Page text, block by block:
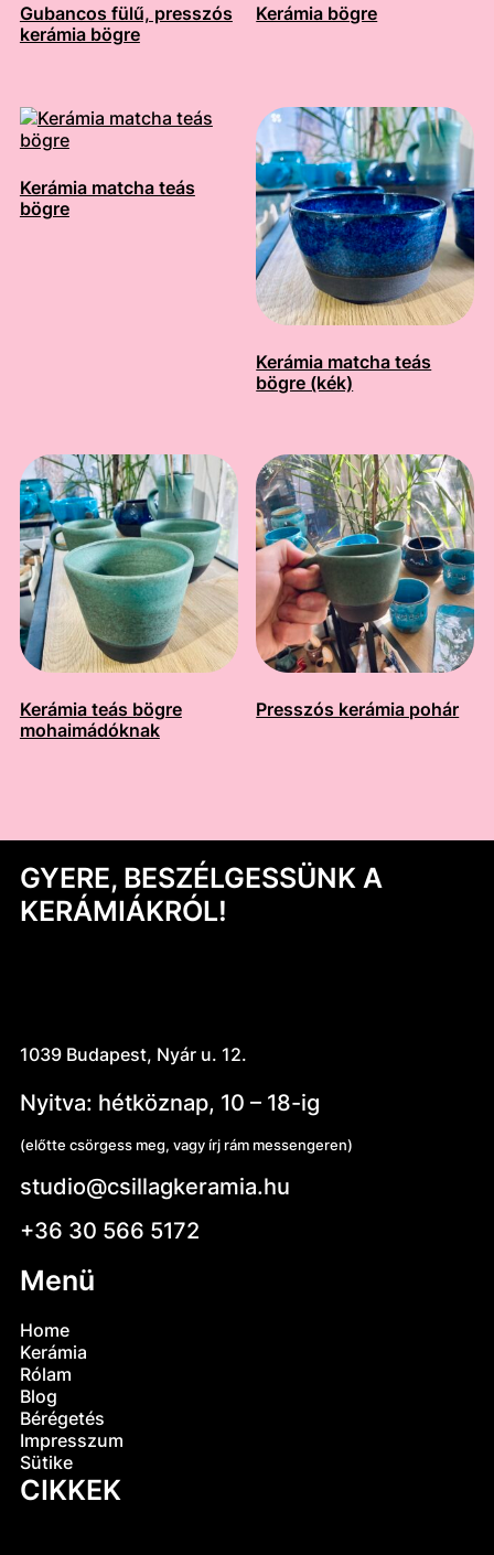
Gubancos fülű, presszós
kerámia bögre
Kerámia bögre
Kerámia matcha teás
bögre
Kerámia matcha teás
bögre (kék)
Kerámia teás bögre
mohaimádóknak
Presszós kerámia pohár
GYERE, BESZÉLGESSÜNK A
KERÁMIÁKRÓL!
1039 Budapest, Nyár u. 12.
Nyitva: hétköznap, 10 – 18-ig
(előtte csörgess meg, vagy írj rám messengeren)
studio@csillagkeramia.hu
+36 30 566 5172
Menü
Home
Kerámia
Rólam
Blog
Bérégetés
Impresszum
Sütike
CIKKEK